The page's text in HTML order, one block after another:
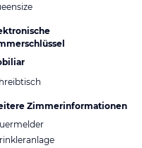
Zimmerinformationen